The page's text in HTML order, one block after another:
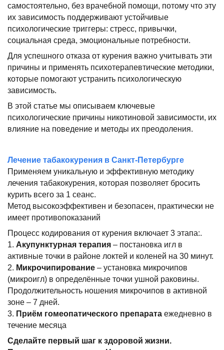
самостоятельно, без врачебной помощи, потому что эту
их зависимость поддерживают устойчивые
психологические триггеры: стресс, привычки,
социальная среда, эмоциональные потребности.
Для успешного отказа от курения важно учитывать эти
причины и применять психотерапевтические методики,
которые помогают устранить психологическую
зависимость.
В этой статье мы описываем ключевые
психологические причины никотиновой зависимости, их
влияние на поведение и методы их преодоления.
Лечение табакокурения в Санкт-Петербурге
Применяем уникальную и эффективную методику
лечения табакокурения, которая позволяет бросить
курить всего за 1 сеанс.
Метод высокоэффективен и безопасен, практически не
имеет противопоказаний
Процесс кодирования от курения включает 3 этапа:.
1. Акупунктурная терапия – постановка игл в
активные точки в районе локтей и коленей на 30 минут.
2. Микрочипирование – установка микрочипов
(микроигл) в определённые точки ушной раковины.
Продолжительность ношения микрочипов в активной
зоне – 7 дней.
3. Приём гомеопатического препарата ежедневно в
течение месяца
Сделайте первый шаг к здоровой жизни.